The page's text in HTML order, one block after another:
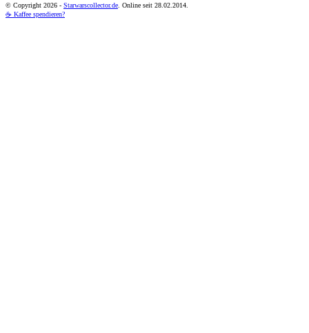
© Copyright 2026 - Starwarscollector.de . Online seit 28.02.2014.
☕ Kaffee spendieren?